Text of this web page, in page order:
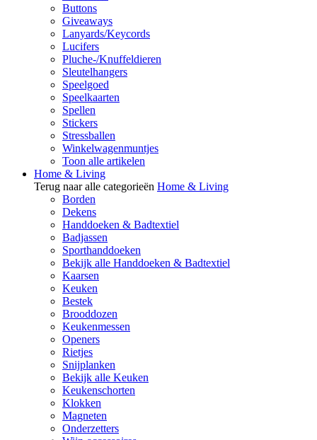
Buttons
Giveaways
Lanyards/Keycords
Lucifers
Pluche-/Knuffeldieren
Sleutelhangers
Speelgoed
Speelkaarten
Spellen
Stickers
Stressballen
Winkelwagenmuntjes
Toon alle artikelen
Home & Living
Terug naar alle categorieën Home & Living
Borden
Dekens
Handdoeken & Badtextiel
Badjassen
Sporthanddoeken
Bekijk alle Handdoeken & Badtextiel
Kaarsen
Keuken
Bestek
Brooddozen
Keukenmessen
Openers
Rietjes
Snijplanken
Bekijk alle Keuken
Keukenschorten
Klokken
Magneten
Onderzetters